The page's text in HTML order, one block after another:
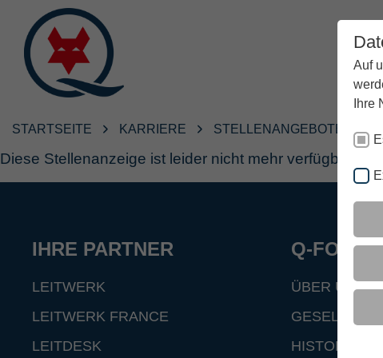
Auf
Ihre
STARTSEITE KARRIERE STELLENANGEBOTE
Diese Stellenanzeige ist leider nicht mehr verfügbar.
IHRE PARTNER
LEITWERK
LEITWERK FRANCE
LEITDESK
Q-FOX ®
ÜBER UNS
HISTORIE